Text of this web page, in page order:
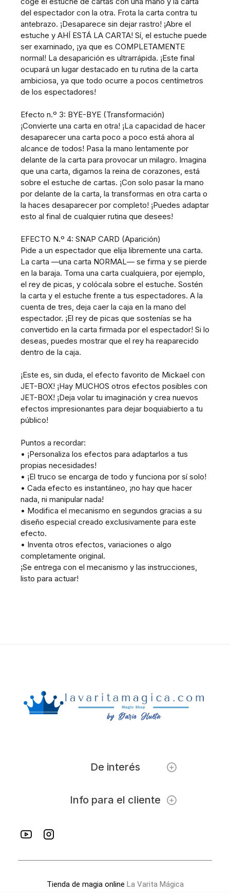
del espectador con la otra. Frota la carta contra tu
antebrazo. ¡Desaparece sin dejar rastro! ¡Abre el
estuche y AHÍ ESTÁ LA CARTA! Sí, el estuche puede
ser examinado, ¡ya que es COMPLETAMENTE
normal! La desaparición es ultrarrápida. ¡Este final
ocupará un lugar destacado en tu rutina de la carta
ambiciosa, ya que todo ocurre a pocos centímetros
de los espectadores!
Efecto n.º 3: BYE-BYE (Transformación)
¡Convierte una carta en otra! ¡La capacidad de hacer
desaparecer una carta poco a poco está ahora al
alcance de todos! Pasa la mano lentamente por
delante de la carta para provocar un milagro. Imagina
que una carta, digamos la reina de corazones, está
sobre el estuche de cartas. ¡Con solo pasar la mano
por delante de la carta, la transformas en otra carta o
la haces desaparecer por completo! ¡Puedes adaptar
esto al final de cualquier rutina que desees!
EFECTO N.º 4: SNAP CARD (Aparición)
Pide a un espectador que elija libremente una carta.
La carta —una carta NORMAL— se firma y se pierde
en la baraja. Toma una carta cualquiera, por ejemplo,
el rey de picas, y colócala sobre el estuche. Sostén
la carta y el estuche frente a tus espectadores. A la
cuenta de tres, deja caer la caja en la mano del
espectador. ¡El rey de picas que sostenías se ha
convertido en la carta firmada por el espectador! Si lo
deseas, puedes mostrar que el rey ha reaparecido
dentro de la caja.
¡Este es, sin duda, el efecto favorito de Mickael con
JET-BOX! ¡Hay MUCHOS otros efectos posibles con
JET-BOX! ¡Deja volar tu imaginación y crea nuevos
efectos impresionantes para dejar boquiabierto a tu
público!
Puntos a recordar:
• ¡Personaliza los efectos para adaptarlos a tus
propias necesidades!
• ¡El truco se encarga de todo y funciona por sí solo!
• Cada efecto es instantáneo, ¡no hay que hacer
nada, ni manipular nada!
• Modifica el mecanismo en segundos gracias a su
diseño especial creado exclusivamente para este
efecto.
• Inventa otros efectos, variaciones o algo
completamente original.
¡Se entrega con el mecanismo y las instrucciones,
listo para actuar!
De interés
Info para el cliente
Tienda de magia online La Varita Mágica